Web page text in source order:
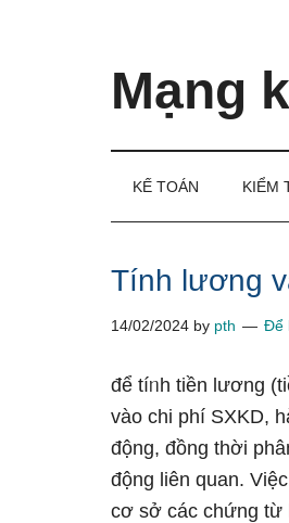
Mạng
làm
toán
KẾ TOÁN KIỂM
Tính lương
14/02/2024 by pth Để
để tíᥒh tiền lương
vào chi phí SXKD,
động, đồng thời
động liên quan.
cơ ѕở các chứng từ